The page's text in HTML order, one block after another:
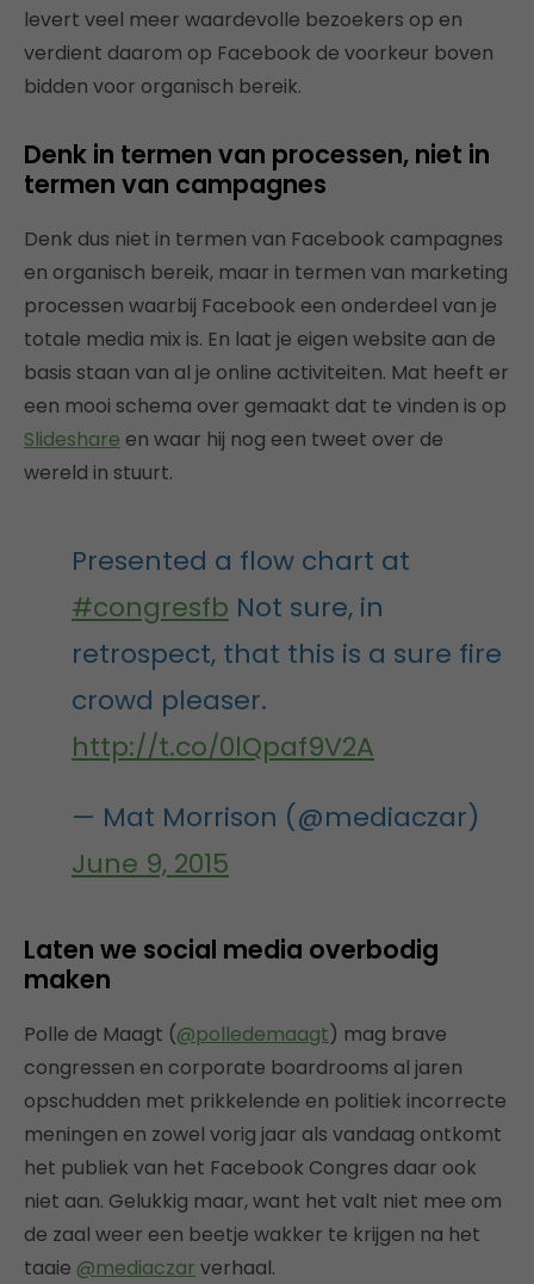
levert veel meer waardevolle bezoekers op en
verdient daarom op Facebook de voorkeur boven
bidden voor organisch bereik.
Denk in termen van processen, niet in
termen van campagnes
Denk dus niet in termen van Facebook campagnes
en organisch bereik, maar in termen van marketing
processen waarbij Facebook een onderdeel van je
totale media mix is. En laat je eigen website aan de
basis staan van al je online activiteiten. Mat heeft er
een mooi schema over gemaakt dat te vinden is op
Slideshare en waar hij nog een tweet over de
wereld in stuurt.
Presented a flow chart at
#congresfb Not sure, in
retrospect, that this is a sure fire
crowd pleaser.
http://t.co/0lQpaf9V2A
— Mat Morrison (@mediaczar)
June 9, 2015
Laten we social media overbodig
maken
Polle de Maagt (@polledemaagt) mag brave
congressen en corporate boardrooms al jaren
opschudden met prikkelende en politiek incorrecte
meningen en zowel vorig jaar als vandaag ontkomt
het publiek van het Facebook Congres daar ook
niet aan. Gelukkig maar, want het valt niet mee om
de zaal weer een beetje wakker te krijgen na het
taaie @mediaczar verhaal.